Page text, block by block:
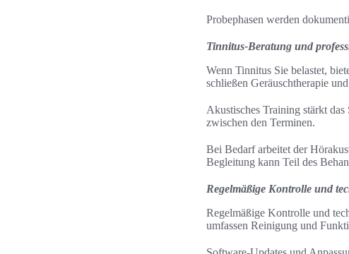
Probephasen werden
Tinnitus-Beratung und
Wenn Tinnitus Sie belastet,
schließen Geräuschtherapie
Akustisches Training stärkt
zwischen den Terminen.
Bei Bedarf arbeitet der
Begleitung kann Teil des
Regelmäßige Kontrolle und
Regelmäßige Kontrolle und
umfassen Reinigung und